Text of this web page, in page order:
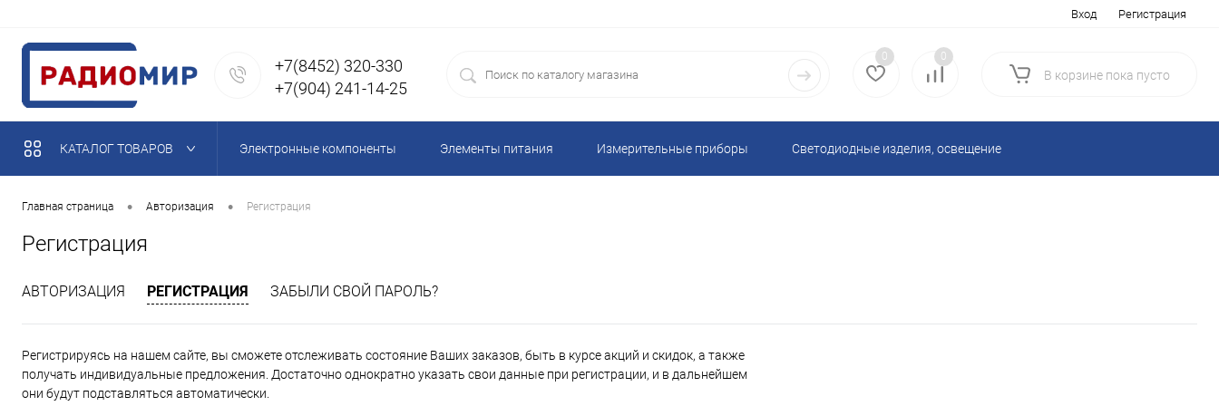
Вход Регистрация
+7(8452) 320-330
+7(904) 241-14-25
0 0
В корзине пока пусто
КАТАЛОГ ТОВАРОВ Электронные компоненты Элементы питания Измерительные приборы Светодиодные изделия, освещение
Магниты неодимовые
Акустические компоненты, микрофоны, зуммеры Автомобильное оборудование, аксессуары
Главная страница • Авторизация • Регистрация
Регистрация
АВТОРИЗАЦИЯ РЕГИСТРАЦИЯ ЗАБЫЛИ СВОЙ ПАРОЛЬ?
Регистрируясь на нашем сайте, вы сможете отслеживать состояние Ваших заказов, быть в курсе акций и скидок, а также
получать индивидуальные предложения. Достаточно однократно указать свои данные при регистрации, и в дальнейшем
они будут подставляться автоматически.